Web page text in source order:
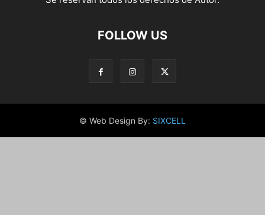
FOLLOW US
© Web Design By: SIXCELL